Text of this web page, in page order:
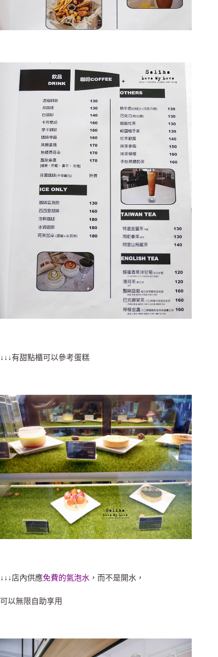
↓↓↓有甜點櫃可以參考蛋糕
↓↓↓店內供應免費的氣泡水 ，而不是開水，
可以無限自助享用